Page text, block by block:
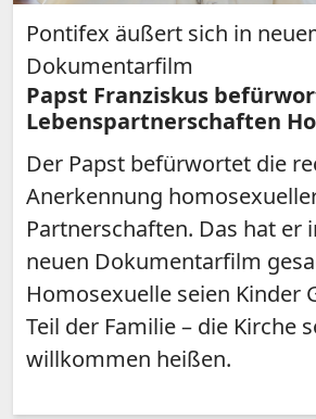
Pontifex äußert sich in
Dokumentarfilm
Papst Franziskus
Lebenspartnerschaften
Der Papst befürwortet die
Anerkennung
Partnerschaften. Das hat er
neuen Dokumentarfilm
Homosexuelle seien Kinder
Teil der Familie – die Kirche
willkommen heißen.